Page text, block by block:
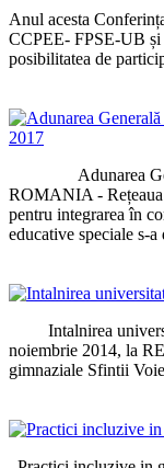
Anul acesta
CCPEE- FPSE-UB
posibilitatea de
Adunarea
ROMANIA - Rețeaua
pentru integrarea în
educative speciale s-a
Intalnirea
noiembrie 2014, la
gimnaziale Sfintii